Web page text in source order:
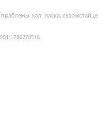
праблемы, калі ласка, скарыстайце
:1786278518